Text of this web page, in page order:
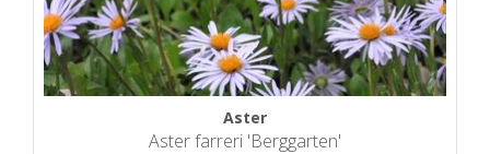
Aster
Aster farreri 'Berggarten'